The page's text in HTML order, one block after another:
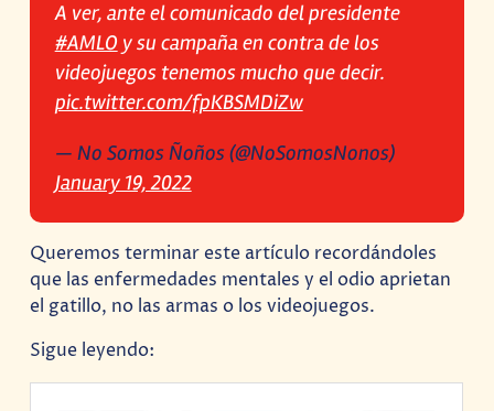
A ver, ante el comunicado del presidente
#AMLO y su campaña en contra de los
videojuegos tenemos mucho que decir.
pic.twitter.com/fpKBSMDiZw
— No Somos Ñoños (@NoSomosNonos)
January 19, 2022
Queremos terminar este artículo recordándoles
que las enfermedades mentales y el odio aprietan
el gatillo, no las armas o los videojuegos.
Sigue leyendo: